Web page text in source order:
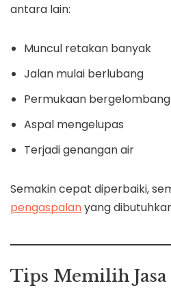
antara lain:
Muncul retakan banyak
Jalan mulai berlubang
Permukaan bergelombang
Aspal mengelupas
Terjadi genangan air
Semakin cepat diperbaiki,
pengaspalanyang
Tips Memilih Jasa